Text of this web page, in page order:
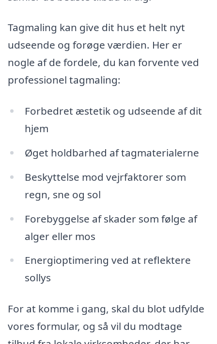
Tagmaling kan give dit hus et helt nyt
udseende og forøge værdien. Her er
nogle af de fordele, du kan forvente ved
professionel tagmaling:
Forbedret æstetik og udseende af dit
hjem
Øget holdbarhed af tagmaterialerne
Beskyttelse mod vejrfaktorer som
regn, sne og sol
Forebyggelse af skader som følge af
alger eller mos
Energioptimering ved at reflektere
sollys
For at komme i gang, skal du blot udfylde
vores formular, og så vil du modtage